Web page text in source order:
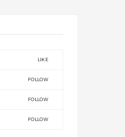
LIKE
FOLLOW
FOLLOW
FOLLOW